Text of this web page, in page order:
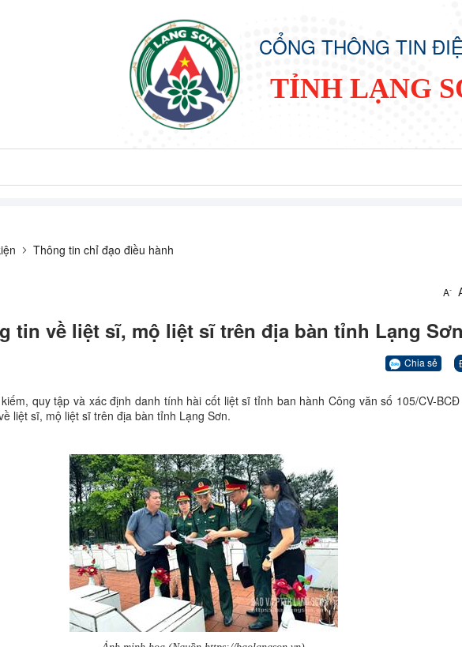
CỔNG THÔNG TIN
TỈNH LẠNG
Thông tin chỉ đạo điều hành
A-
tin về liệt sĩ, mộ liệt sĩ trên địa bàn tỉnh Lạng Sơn
Chia sẻ
quy tập và xác định danh tính hài cốt liệt sĩ tỉnh ban hành Công văn số 105/CV-
liệt sĩ, mộ liệt sĩ trên địa bàn tỉnh Lạng Sơn.